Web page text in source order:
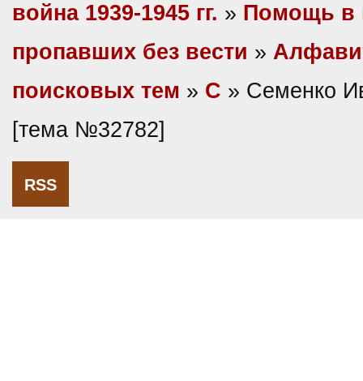
война 1939-1945 гг. » Помощь в
пропавших без вести »
поисковых тем » С » Семенко
[тема №32782]
RSS